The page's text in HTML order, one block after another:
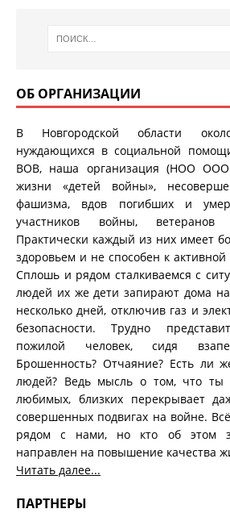
ОБ ОРГАНИЗАЦИИ
В Новгородской области
нуждающихся в социальной
ВОВ, наша организация (НОО
жизни «детей войны»,
фашизма, вдов погибших и
участников войны, ветеранов
Практически каждый из них имеет
здоровьем и не способен к активной
Сплошь и рядом сталкиваемся с
людей их же дети запирают дома
несколько дней, отключив газ и
безопасности. Трудно
пожилой человек, сидя
Брошенность? Отчаяние? Есть ли
людей? Ведь мысль о том, что ты
любимых, близких перекрывает
совершенных подвигах на войне.
рядом с нами, но кто об этом
направлен на повышение качества
Читать далее...
ПАРТНЕРЫ